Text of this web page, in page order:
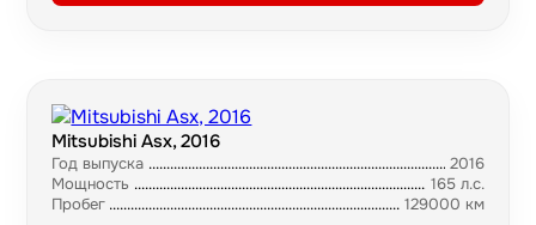
Mitsubishi Asx, 2016
Год выпуска
2016
Мощность
165 л.с.
Пробег
129000 км